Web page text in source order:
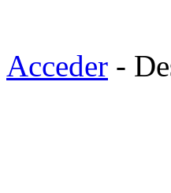
Acceder -